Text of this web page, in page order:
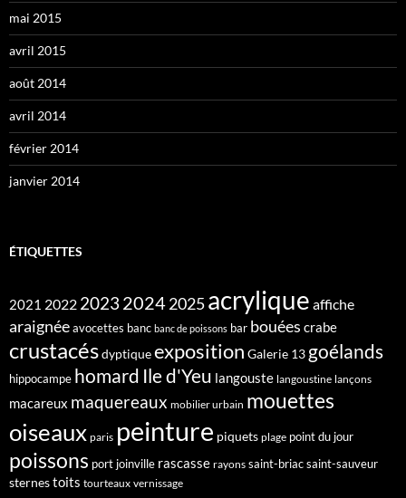
mai 2015
avril 2015
août 2014
avril 2014
février 2014
janvier 2014
ÉTIQUETTES
2021 2022 202320242025acrylique affiche
araignéeavocettes banc banc de poissons bar bouées crabe
crustacésdyptiqueexposition Galerie 13 goélands
hippocampe homard Ile d'Yeu langouste langoustine lançons
macareux maquereaux mobilier urbain mouettes
oiseaux paris peinture piquets plage point du jour
poissons port joinville rascasse rayons saint-briacsaint-sauveur
sternestoits tourteaux vernissage